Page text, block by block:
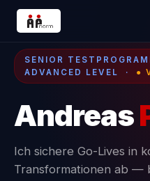
SENIOR
ADVANCED LEVEL · ●
Andreas
Ich sichere Go-Lives in
Transformationen ab —